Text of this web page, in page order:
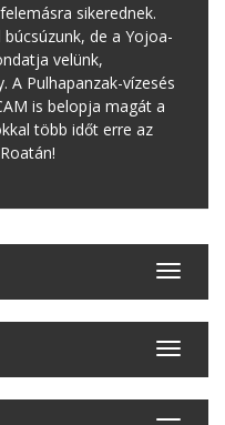
sikerednek.
de a Yojoa-
velünk,
A Pulhapanzak-vízesés
is belopja magát a
több időt erre az
Toggle
Toggle